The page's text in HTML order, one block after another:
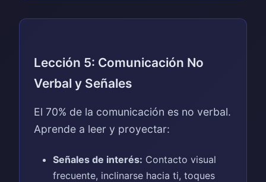
Lección 5: Comunicación No
Verbal y Señales
El 70% de la comunicación es no verbal.
Aprende a leer y proyectar:
Señales de interés: Contacto visual
frecuente, inclinarse hacia ti, toques